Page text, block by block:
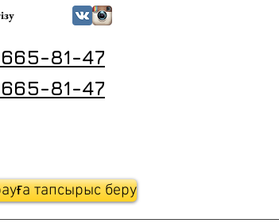
81-47
81-47
тапсырыс беру